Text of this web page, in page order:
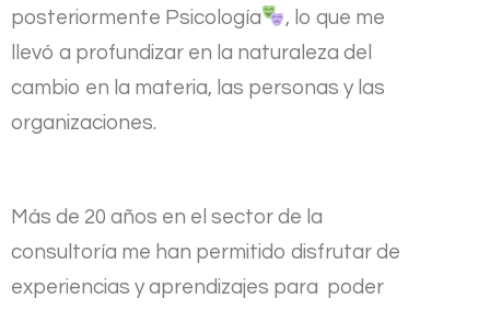
posteriormente Psicología
, lo que me
llevó a profundizar en la naturaleza del
cambio en la materia, las personas y las
organizaciones.
Más de 20 años en el sector de la
consultoría me han permitido disfrutar de
experiencias y aprendizajes para poder